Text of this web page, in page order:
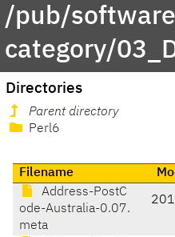
/pub/
category/
Directories
Parent directory
Perl6
Filename
Address-PostC
ode-Australia-0.07.
meta